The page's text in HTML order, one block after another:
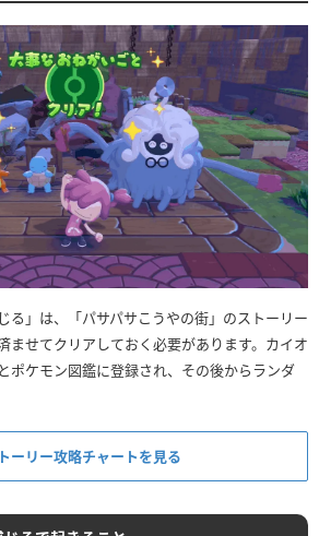
る」は、「パサパサこうやの街」のストーリー
ませてクリアしておく必要があります。カイオ
ポケモン図鑑に登録され、その後からランダ
ーリー攻略チャートを見る